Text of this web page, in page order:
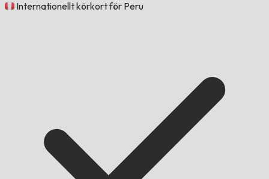
Internationellt körkort för Peru